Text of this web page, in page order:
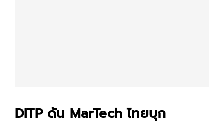
DITP ดัน MarTech ไทยบุก